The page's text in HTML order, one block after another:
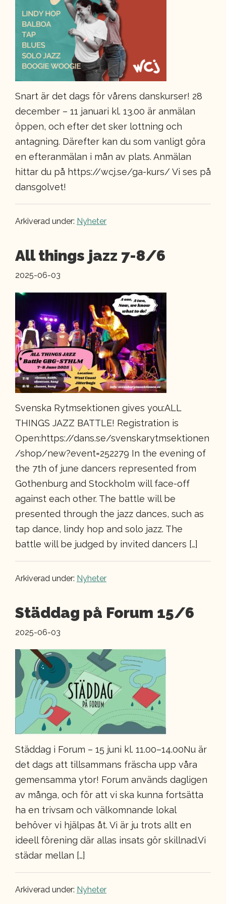
Snart är det dags för vårens danskurser! 28
december – 11 januari kl. 13.00 är anmälan
öppen, och efter det sker lottning och
antagning. Därefter kan du som vanligt göra
en efteranmälan i mån av plats. Anmälan
hittar du på https://wcj.se/ga-kurs/ Vi ses på
dansgolvet!
Arkiverad under: Nyheter
All things jazz 7-8/6
2025-06-03
Svenska Rytmsektionen gives you:ALL
THINGS JAZZ BATTLE! Registration is
Open:https://dans.se/svenskarytmsektionen
/shop/new?event=252279 In the evening of
the 7th of june dancers represented from
Gothenburg and Stockholm will face-off
against each other. The battle will be
presented through the jazz dances, such as
tap dance, lindy hop and solo jazz. The
battle will be judged by invited dancers […]
Arkiverad under: Nyheter
Städdag på Forum 15/6
2025-06-03
Städdag i Forum – 15 juni kl. 11.00–14.00Nu är
det dags att tillsammans fräscha upp våra
gemensamma ytor! Forum används dagligen
av många, och för att vi ska kunna fortsätta
ha en trivsam och välkomnande lokal
behöver vi hjälpas åt. Vi är ju trots allt en
ideell förening där allas insats gör skillnad.Vi
städar mellan […]
Arkiverad under: Nyheter